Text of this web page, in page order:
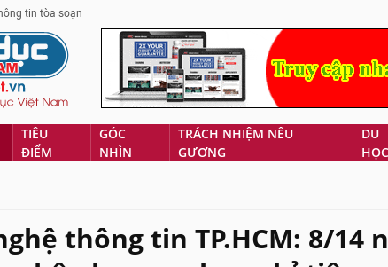
tin tòa soạn
TIÊU
ĐIỂM
GÓC
NHÌN
TRÁCH NHIỆM NÊU
GƯƠNG
DU
HỌC
thông tin TP.HCM: 8/14